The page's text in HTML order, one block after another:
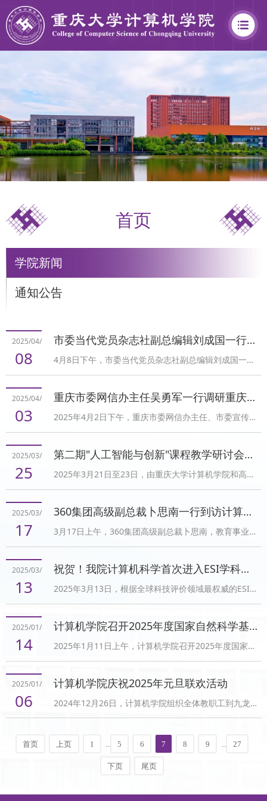
学
院
首页
学院新闻
通知公告
2025/04/
08
市委当代党员杂志社副总编辑刘成国一行到计算机学院访问
4月8日下午，市委当代党员杂志社副总编辑刘成国一行
到计算机学院访问，就推动基层党员干部的数字化素养
研楼B409会议室举行，由计算机学院党委书记杨守鸿主
持。院长向涛，物联网工程系教师党员代表李瑞远参加
会议。杨守鸿代表学院对刘成国一行到访表示欢迎。向
科学研究和队伍建设等方面情况。刘成国对学院的欢迎
和介绍表示感...
2025/04/
03
重庆市委网信办主任吴勇军一行调研重庆大学
2025年4月2日下午，重庆市委网信办主任、市委宣传部
副部长吴勇军带队到重庆大学，就网络安全和信息化相
楼计算机学院B409会议室举行，重庆大学党委副书记冯
业栋陪同调研并参加座谈，会议由计算机学院党委书记
杨守鸿主持，计算机学院院长向涛作了专题汇报。冯业
信办给予学校的关心与支持表示衷心感谢，并对进一步
加强校地合作...
2025/03/
25
第二期"人工智能与创新"课程教学研讨会在重庆大学成功举办
2025年3月21日至23日，由重庆大学计算机学院和高等
教育出版社联合主办的第二期"人工智能与创新"课程教
国30余所高校的40余位专家学者参加研讨。郑林江副院
长在开班致辞中表示，当前人工智能技术正在深刻改变
教育形态，如何培养适应AI时代的新型人才是高等教育
学科优势，特别提到计算机科学学科最新进入ESI全球前
1‰的突破性进...
2025/03/
17
360集团高级副总裁卜思南一行到访计算机学院探讨人才培养合作
3月17日上午，360集团高级副总裁卜思南，教育事业部
副总经理冯玉涛、售前技术专家李浩健，西南区总经理
侨一行到访计算机学院。座谈会在虎溪校区信息技术科
研楼B409会议室举行，由院党委书记杨守鸿主持。院党
委副书记秦四齐、副院长郑林江、信息安全系主任周庆
南一行到访表示欢迎，并介绍了学院在教学科研与人才
培养等方面的...
2025/03/
13
祝贺！我院计算机科学首次进入ESI学科全球前千分之一
2025年3月13日，根据全球科技评价领域最权威的ESI公
布的最新学科统计数据显示，我院计算机科学进入ESI学
平行列，对于我院的发展具有里程碑式的意义！我院计
算机科学近年来的排名稳步提升，已连续8年跻身ESI学
科全球前1%。此次进入ESI学科全球前1‰，是学院所
学术影响力和国际知名度进一步得到认可。学院将以此
为契机，实干争...
2025/01/
14
计算机学院召开2025年度国家自然科学基金申报辅导会
2025年1月11日上午，计算机学院召开2025年度国家自
然科学基金申报辅导会。航天新通科技有限公司研究
作为校外专家参与指导，学院基金申报辅导专家、拟申
报2025年度国家自然科学基金的老师参加了会议。会议
由计算机学院副院长郭松涛主持。郭松涛首先集中介绍
了申报国家自然科学基金相关政策，强调要高度重视基
金申报工作，将争取基金项目作为提升科研竞争实力、
培养优秀青年人才...
2025/01/
06
计算机学院庆祝2025年元旦联欢活动
2024年12月26日，计算机学院组织全体教职工到九龙
坡区春芽农场开展了庆祝2025年元旦联欢活动。学院党
委书记杨守鸿、院长向涛、党委副书记秦四齐、副院长
郭松涛、副院长钟将、副院长冯亮、工会主席李杰及各
系室教职工参加了活动。上午十一时许老师们陆续到达
首页 上页 1 ... 5 6 7 8 9 ... 27
下页 尾页